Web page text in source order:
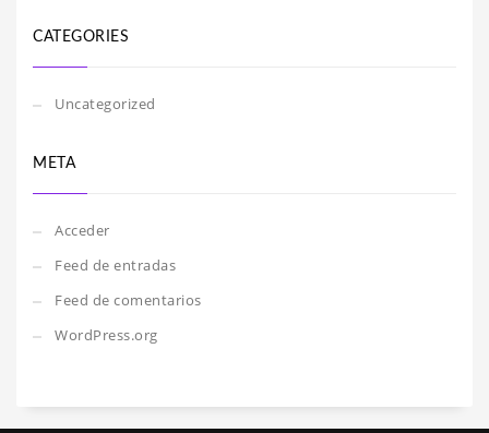
CATEGORIES
Uncategorized
META
Acceder
Feed de entradas
Feed de comentarios
WordPress.org